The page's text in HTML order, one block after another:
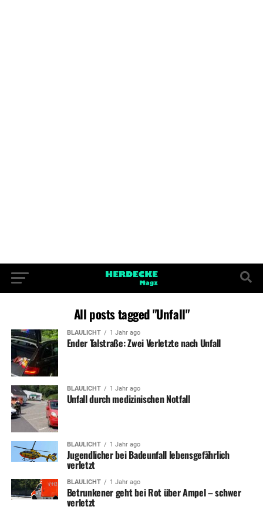
All posts tagged "Unfall"
BLAULICHT 1 Jahr ago
Ender Talstraße: Zwei Verletzte nach Unfall
BLAULICHT 1 Jahr ago
Unfall durch medizinischen Notfall
BLAULICHT 1 Jahr ago
Jugendlicher bei Badeunfall lebensgefährlich
verletzt
BLAULICHT 1 Jahr ago
Betrunkener geht bei Rot über Ampel – schwer
verletzt